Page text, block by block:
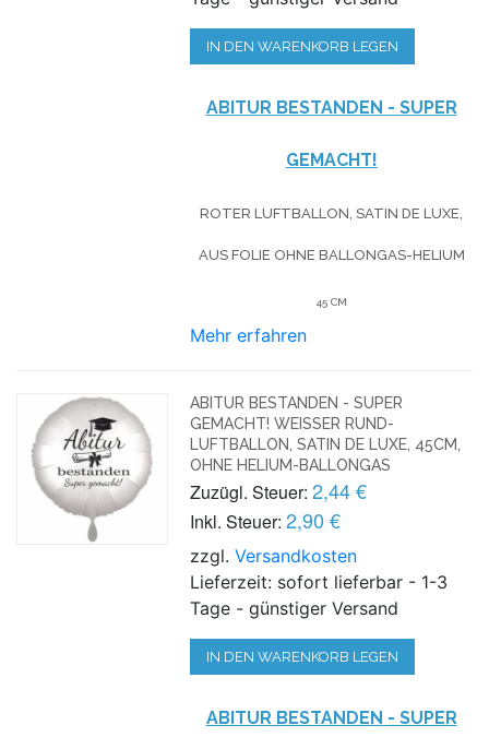
IN DEN WARENKORB LEGEN
ABITUR BESTANDEN - SUPER
GEMACHT!
ROTER LUFTBALLON, SATIN DE LUXE,
AUS FOLIE OHNE BALLONGAS-HELIUM
45 CM
Mehr erfahren
ABITUR BESTANDEN - SUPER
GEMACHT! WEISSER RUND-L
UFTBALLON, SATIN DE LUXE, 45CM, O
HNE HELIUM-BALLONGAS
Zuzügl. Steuer: 2,44 €
Inkl. Steuer: 2,90 €
zzgl.Versandkosten
Lieferzeit: sofort lieferbar - 1-3
Tage - günstiger Versand
IN DEN WARENKORB LEGEN
ABITUR BESTANDEN - SUPER